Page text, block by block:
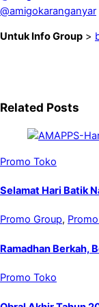
@amigokaranganyar
Untuk Info Group >
Related Posts
Promo Toko
Selamat Hari Batik
Promo Group,
Ramadhan Berkah,
Promo Toko